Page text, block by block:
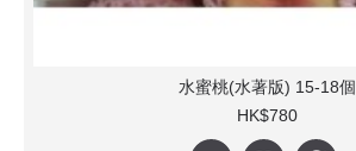
水蜜桃(水著版) 15-18個
HK$780